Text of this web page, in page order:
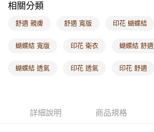
付款後門市自取
每筆NT$60，滿NT$1,000(含以上)免運費
相關分類
舒適 親膚 舒適 寬版 印花 蝴蝶結
蝴蝶結 寬版 印花 衛衣 蝴蝶結 舒適
蝴蝶結 透氣 印花 透氣 印花 舒適
詳細說明 商品規格